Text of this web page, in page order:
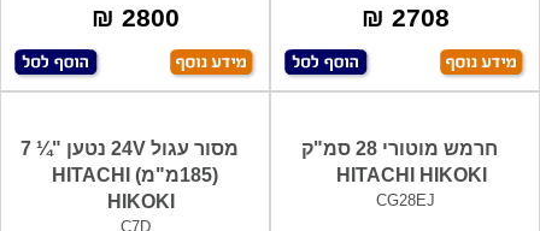
ניסור/גיז
2708 ₪
הבנין,
2800 ₪
חרמש מוטורי 28 סמ"ק
HITACHI HIKOKI
CG28EJ
מסור עגול 24V נטען "¼ 7
(185מ"מ) HITACHI
HIKOKI
C7D